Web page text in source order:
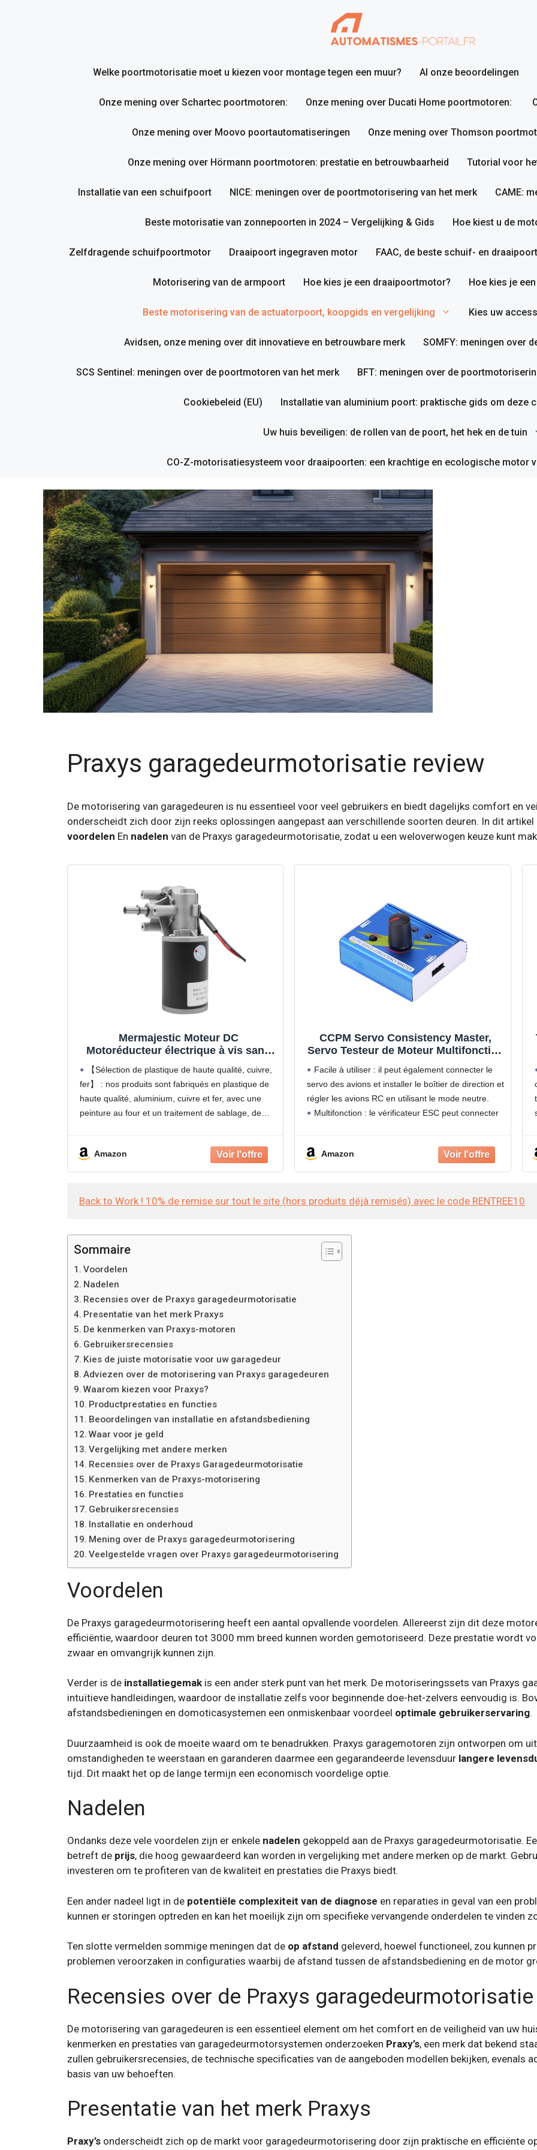
Welke poortmotorisatie moet u kiezen voor montage tegen een muur? Al onze beoordelingen
Onze mening over Schartec poortmotoren: Onze mening over Ducati Home poortmotoren:
Onze mening over Moovo poortautomatiseringen Onze mening over Thomson
Onze mening over Hörmann poortmotoren: prestatie en betrouwbaarheid Tutorial voor
Installatie van een schuifpoort NICE: meningen over de poortmotorisering van het merk CAME:
Beste motorisatie van zonnepoorten in 2024 – Vergelijking & Gids Hoe kiest u de
Zelfdragende schuifpoortmotor Draaipoort ingegraven motor FAAC, de beste schuif- en
Motorisering van de armpoort Hoe kies je een draaipoortmotor? Hoe kies je
Beste motorisering van de actuatorpoort, koopgids en vergelijking Kies uw
Avidsen, onze mening over dit innovatieve en betrouwbare merk SOMFY: meningen over
SCS Sentinel: meningen over de poortmotoren van het merk BFT: meningen over de
Cookiebeleid (EU) Installatie van aluminium poort: praktische gids om deze
Uw huis beveiligen: de rollen van de poort, het hek en de tuin
CO-Z-motorisatiesysteem voor draaipoorten: een krachtige en ecologische motor
Praxys garagedeurmotorisatie review
De motorisering van garagedeuren is nu essentieel voor veel gebruikers en biedt dagelijks comfort en
onderscheidt zich door zijn reeks oplossingen aangepast aan verschillende soorten deuren. In dit
voordelen En nadelen van de Praxys garagedeurmotorisatie, zodat u een weloverwogen keuze kunt
Mermajestic Moteur DC
Motoréducteur électrique à vis sans
fin à couple élevé et faible niveau
sonore Vitesse nominale 160±20
tr/min Ratio jusqu'à 3:60 24V
【Sélection de plastique de haute qualité, cuivre,
fer】 : nos produits sont fabriqués en plastique de
haute qualité, aluminium, cuivre et fer, avec une
peinture au four et un traitement de sablage, de
Amazon
CCPM Servo Consistency Master,
Servo Testeur de Moteur Multifonction
Contrôleur de Moteur Contrôleur de
Moteur Modèle Jouet
Facile à utiliser : il peut également connecter le
servo des avions et installer le boîtier de direction et
régler les avions RC en utilisant le mode neutre.
Multifonction : le vérificateur ESC peut connecter
Amazon
Back to Work ! 10% de remise sur tout le site (hors produits déjà remisés) avec le code RENTREE10
Sommaire
Voordelen
Nadelen
Recensies over de Praxys garagedeurmotorisatie
Presentatie van het merk Praxys
De kenmerken van Praxys-motoren
Gebruikersrecensies
Kies de juiste motorisatie voor uw garagedeur
Adviezen over de motorisering van Praxys garagedeuren
Waarom kiezen voor Praxys?
Productprestaties en functies
Beoordelingen van installatie en afstandsbediening
Waar voor je geld
Vergelijking met andere merken
Recensies over de Praxys Garagedeurmotorisatie
Kenmerken van de Praxys-motorisering
Prestaties en functies
Gebruikersrecensies
Installatie en onderhoud
Mening over de Praxys garagedeurmotorisering
Veelgestelde vragen over Praxys garagedeurmotorisering
Voordelen
De Praxys garagedeurmotorisering heeft een aantal opvallende voordelen. Allereerst zijn dit deze
efficiëntie, waardoor deuren tot 3000 mm breed kunnen worden gemotoriseerd. Deze prestatie wordt
zwaar en omvangrijk kunnen zijn.
Verder is de installatiegemak is een ander sterk punt van het merk. De motoriseringssets van Praxys
intuïtieve handleidingen, waardoor de installatie zelfs voor beginnende doe-het-zelvers eenvoudig is.
afstandsbedieningen en domoticasystemen een onmiskenbaar voordeel optimale gebruikerservaring.
Duurzaamheid is ook de moeite waard om te benadrukken. Praxys garagemotoren zijn ontworpen om
omstandigheden te weerstaan ​​en garanderen daarmee een gegarandeerde levensduur langere
tijd. Dit maakt het op de lange termijn een economisch voordelige optie.
Nadelen
Ondanks deze vele voordelen zijn er enkele nadelen gekoppeld aan de Praxys garagedeurmotorisatie.
betreft de prijs, die hoog gewaardeerd kan worden in vergelijking met andere merken op de markt.
investeren om te profiteren van de kwaliteit en prestaties die Praxys biedt.
Een ander nadeel ligt in de potentiële complexiteit van de diagnose en reparaties in geval van een
kunnen er storingen optreden en kan het moeilijk zijn om specifieke vervangende onderdelen te vinden
Ten slotte vermelden sommige meningen dat de op afstand geleverd, hoewel functioneel, zou kunnen
problemen veroorzaken in configuraties waarbij de afstand tussen de afstandsbediening en de motor
Recensies over de Praxys garagedeurmotorisatie
De motorisering van garagedeuren is een essentieel element om het comfort en de veiligheid van uw
kenmerken en prestaties van garagedeurmotorsystemen onderzoeken Praxy’s, een merk dat bekend
zullen gebruikersrecensies, de technische specificaties van de aangeboden modellen bekijken, evenals
basis van uw behoeften.
Presentatie van het merk Praxys
Praxy’s onderscheidt zich op de markt voor garagedeurmotorisering door zijn praktische en efficiënte